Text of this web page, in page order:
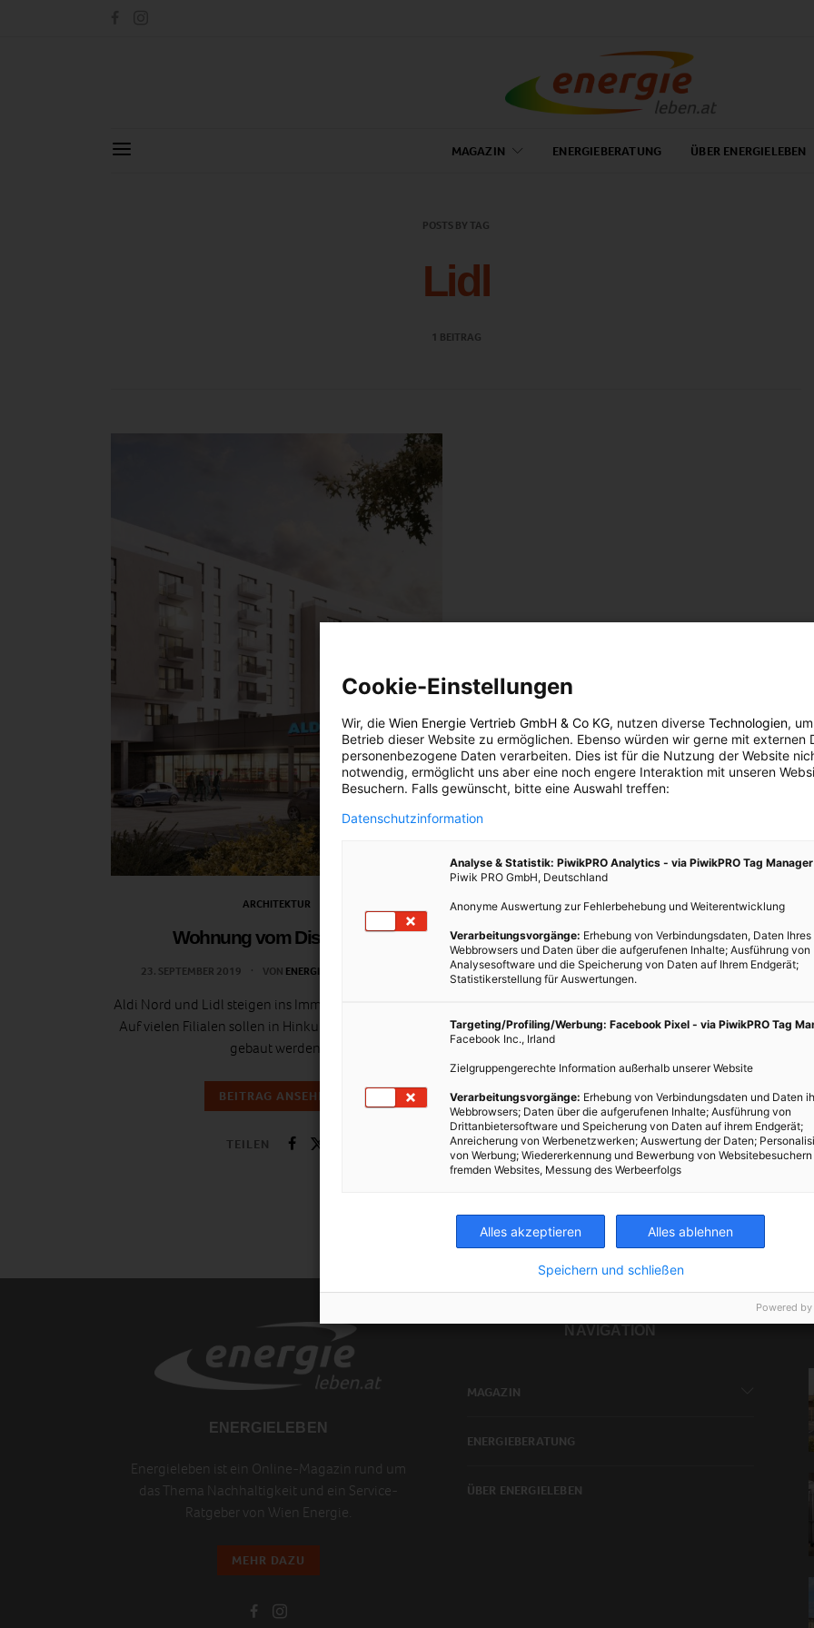
MAGAZIN ENERGIEBERATUNG ÜBER ENERGIELEBEN
POSTS BY TAG
Lidl
1 BEITRAG
ARCHITEKTUR
Wohnung vom Discounter
23. SEPTEMBER 2019 VON ENERGIELEBEN REDAKTION
Aldi Nord und Lidl steigen ins Immobiliengeschäft ein.
Auf vielen Filialen sollen in Hinkunft Wohneinheiten
gebaut werden.
BEITRAG ANSEHEN
TEILEN
ENERGIELEBEN
Energieleben ist ein Online-Magazin rund um
das Thema Nachhaltigkeit und ein Service-
Ratgeber von Wien Energie.
MEHR DAZU
NAVIGATION
MAGAZIN
ENERGIEBERATUNG
ÜBER ENERGIELEBEN
Cookie-Einstellungen
Wir, die Wien Energie Vertrieb GmbH & Co KG, nutzen diverse Technologien,
Betrieb dieser Website zu ermöglichen. Ebenso würden wir gerne mit externen
personenbezogene Daten verarbeiten. Dies ist für die Nutzung der Website
notwendig, ermöglicht uns aber eine noch engere Interaktion mit unseren
Besuchern. Falls gewünscht, bitte eine Auswahl treffen:
Datenschutzinformation
Analyse & Statistik: PiwikPRO Analytics - via PiwikPRO Tag Manager
Piwik PRO GmbH, Deutschland
Anonyme Auswertung zur Fehlerbehebung und Weiterentwicklung
Verarbeitungsvorgänge: Erhebung von Verbindungsdaten, Daten Ihres
Webbrowsers und Daten über die aufgerufenen Inhalte; Ausführung von
Analysesoftware und die Speicherung von Daten auf Ihrem Endgerät;
Statistikerstellung für Auswertungen.
Targeting/Profiling/Werbung: Facebook Pixel - via PiwikPRO Tag
Facebook Inc., Irland
Zielgruppengerechte Information außerhalb unserer Website
Verarbeitungsvorgänge: Erhebung von Verbindungsdaten und Daten
Webbrowsers; Daten über die aufgerufenen Inhalte; Ausführung von
Drittanbietersoftware und Speicherung von Daten auf ihrem Endgerät;
Anreicherung von Werbenetzwerken; Auswertung der Daten;
von Werbung; Wiedererkennung und Bewerbung von
fremden Websites, Messung des Werbeerfolgs
Alles akzeptieren Alles ablehnen
Speichern und schließen
Powered by